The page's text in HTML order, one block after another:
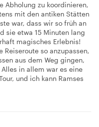
Abholung zu koordinieren,
mit den antiken Stätten
war, dass wir so früh an
sie etwa 15 Minuten lang
magisches Erlebnis!
Reiseroute so anzupassen,
aus dem Weg gingen,
in allem war es eine
und ich kann Ramses